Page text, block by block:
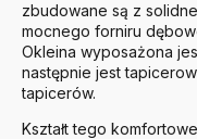
zbudowane są z
mocnego forniru
Okleina wyposażona
następnie jest
tapicerów.
Kształt tego